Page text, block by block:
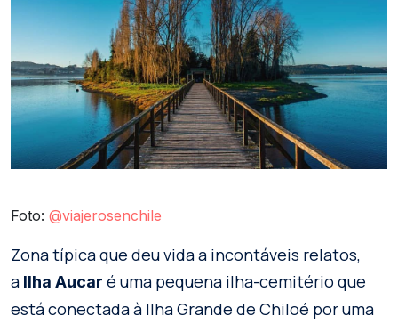
Foto: @viajerosenchile
Zona típica que deu vida a incontáveis relatos,
a Ilha Aucar é uma pequena ilha-cemitério que
está conectada à Ilha Grande de Chiloé por uma